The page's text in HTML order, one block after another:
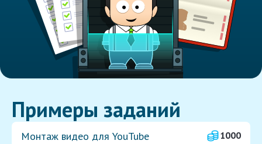
Примеры заданий
Монтаж видео для YouTube
1000